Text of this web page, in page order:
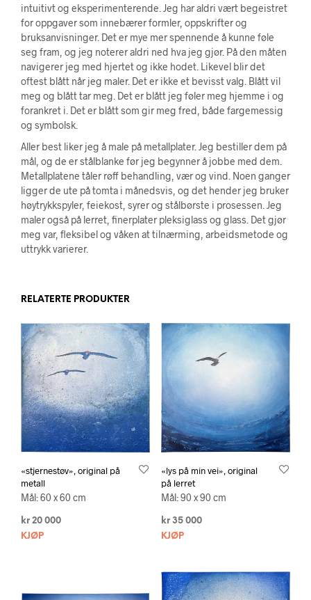
intuitivt og eksperimenterende. Jeg har aldri vært begeistret
for oppgaver som innebærer formler, oppskrifter og
bruksanvisninger. Det er mye mer spennende å kunne føle
seg fram, og jeg noterer aldri ned hva jeg gjør. På den måten
navigerer jeg med hjertet og ikke hodet. Likevel blir det
oftest blått når jeg maler. Det er ikke et bevisst valg. Blått vil
meg og blått tar meg. Det er blått jeg føler meg hjemme i og
forankret i. Det er blått som gir meg fred, både fargemessig
og symbolsk.
Aller best liker jeg å male på metallplater. Jeg bestiller dem på
mål, og de er stålblanke før jeg begynner å jobbe med dem.
Metallplatene tåler røff behandling, vær og vind. Noen ganger
ligger de ute på tomta i månedsvis, og det hender jeg bruker
høytrykkspyler, feiekost, syrer og stålbørste i prosessen. Jeg
maler også på lerret, finerplater pleksiglass og glass. Det gjør
meg var, fleksibel og våken at tilnærming, arbeidsmetode og
uttrykk varierer.
RELATERTE PRODUKTER
«stjernestøv», original på
metall
Mål: 60 x 60 cm
kr 20 000
KJØP
«lys på min vei», original
på lerret
Mål: 90 x 90 cm
kr35 000
KJØP